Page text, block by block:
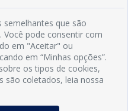
que são
Você pode consentir com
em "Aceitar" ou
em “Minhas opções”.
os tipos de cookies,
são coletados, leia nossa